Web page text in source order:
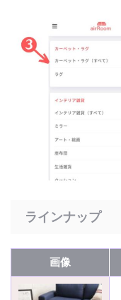
ラインナップ
画像